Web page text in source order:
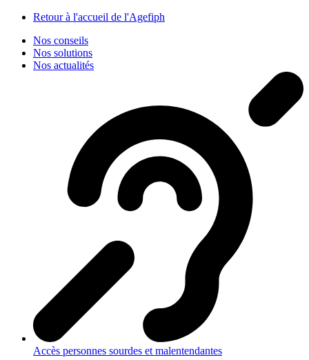
Retour à l'accueil de l'Agefiph
Nos conseils
Nos solutions
Nos actualités
Accès personnes sourdes et malentendantes